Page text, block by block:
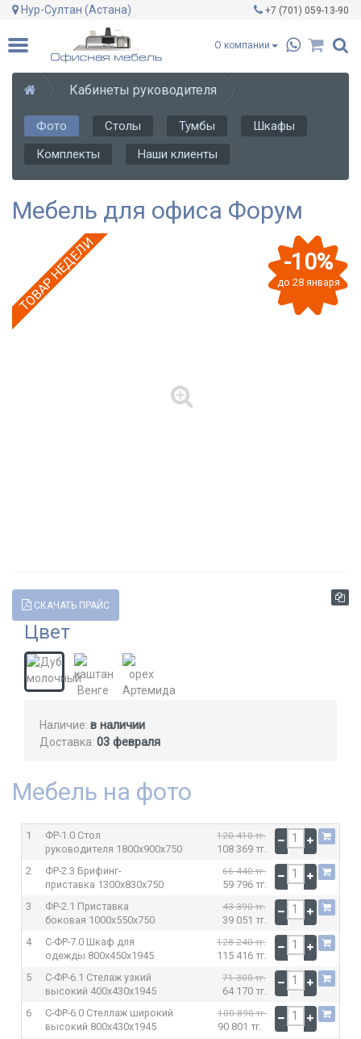
Нур-Султан (Астана) +7 (701) 059-13-90
О компании
Кабинеты руководителя
Фото Столы Тумбы
Шкафы
Комплекты
Наши клиенты
Мебель для офиса Форум
ТОВАР НЕДЕЛИ -10%
до 28 января
СКАЧАТЬ ПРАЙС
Цвет
Наличие: в наличии
Доставка: 03 февраля
Мебель на фото
1
ФР-1.0 Стол
руководителя 1800x900x750
120 410 тг.
108 369 тг.
2
ФР-2.3 Брифинг-
приставка 1300x830x750
66 440 тг.
59 796 тг.
3
ФР-2.1 Приставка
боковая 1000x550x750
43 390 тг.
39 051 тг.
4
С-ФР-7.0 Шкаф для
одежды 800x450x1945
128 240 тг.
115 416 тг.
5
С-ФР-6.1 Стелаж узкий
высокий 400x430x1945
71 300 тг.
64 170 тг.
6
С-ФР-6.0 Стеллаж широкий
высокий 800x430x1945
100 890 тг.
90 801 тг.